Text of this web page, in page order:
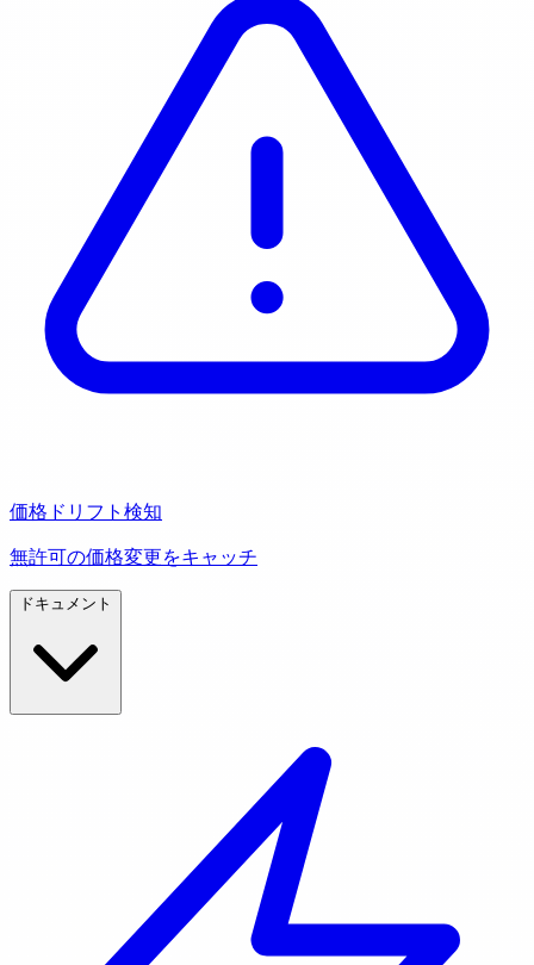
価格ドリフト検知
無許可の価格変更をキャッチ
ドキュメント